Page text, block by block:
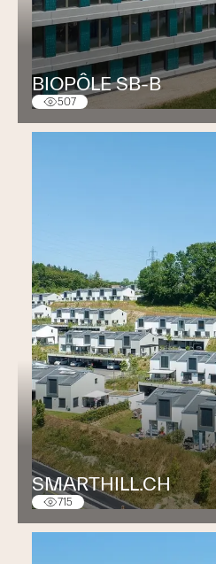
BIOPÔLE SB-B
507
SMARTHILL.CH
715